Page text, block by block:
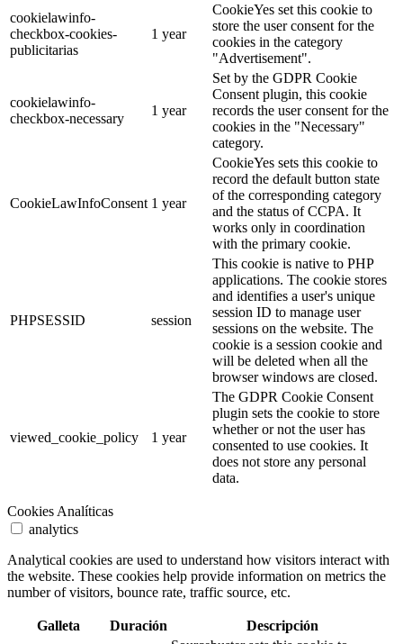
cookielawinfo-
checkbox-cookies-
publicitarias
1 year
CookieYes set this cookie to
store the user consent for the
cookies in the category
"Advertisement".
cookielawinfo-
checkbox-necessary
1 year
Set by the GDPR Cookie
Consent plugin, this cookie
records the user consent for the
cookies in the "Necessary"
category.
CookieLawInfoConsent 1 year
CookieYes sets this cookie to
record the default button state
of the corresponding category
and the status of CCPA. It
works only in coordination
with the primary cookie.
PHPSESSID session
This cookie is native to PHP
applications. The cookie stores
and identifies a user's unique
session ID to manage user
sessions on the website. The
cookie is a session cookie and
will be deleted when all the
browser windows are closed.
viewed_cookie_policy 1 year
The GDPR Cookie Consent
plugin sets the cookie to store
whether or not the user has
consented to use cookies. It
does not store any personal
data.
Cookies Analíticas
analytics
Analytical cookies are used to understand how visitors interact with
the website. These cookies help provide information on metrics the
number of visitors, bounce rate, traffic source, etc.
Galleta Duración
Descripción